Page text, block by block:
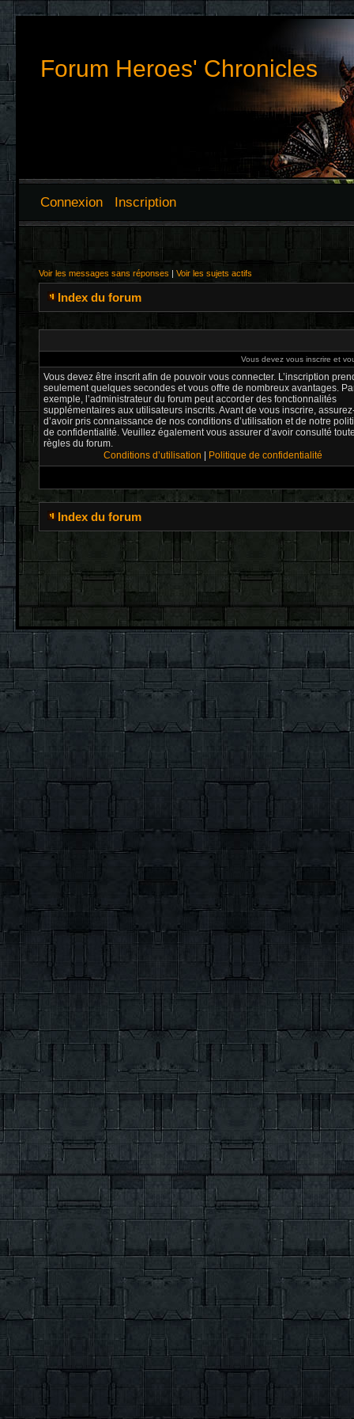
Forum Heroes' Chronicles
Connexion Inscription
Voir les messages sans réponses | Voir les sujets actifs
Index du forum
Vous devez vous inscrire et
Vous devez être inscrit afin de pouvoir vous connecter. L’inscription
seulement quelques secondes et vous offre de nombreux avantages.
exemple, l’administrateur du forum peut accorder des fonctionnalités
supplémentaires aux utilisateurs inscrits. Avant de vous inscrire,
d’avoir pris connaissance de nos conditions d’utilisation et de notre
de confidentialité. Veuillez également vous assurer d’avoir consulté
règles du forum.
Conditions d’utilisation
Politique de confidentialité
Index du forum